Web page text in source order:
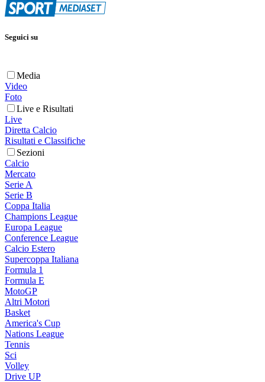
Seguici su
Media
Video
Foto
Live e Risultati
Live
Diretta Calcio
Risultati e Classifiche
Sezioni
Calcio
Mercato
Serie A
Serie B
Coppa Italia
Champions League
Europa League
Conference League
Calcio Estero
Supercoppa Italiana
Formula 1
Formula E
MotoGP
Altri Motori
Basket
America's Cup
Nations League
Tennis
Sci
Volley
Drive UP